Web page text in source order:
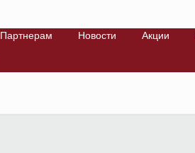
Партнерам Новости Акции